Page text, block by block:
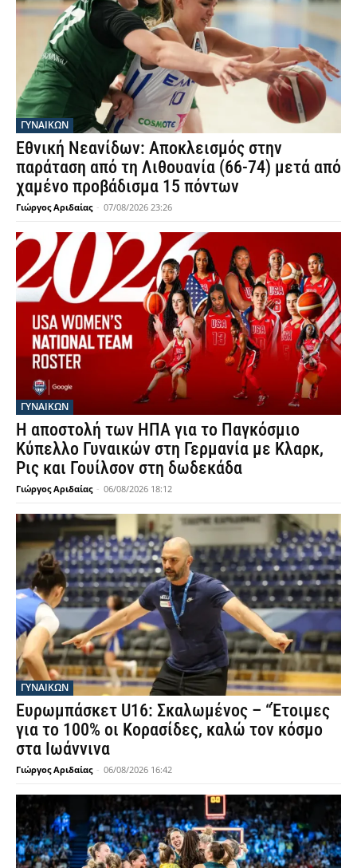
ΓΥΝΑΙΚΩΝ
Εθνική Νεανίδων: Αποκλεισμός στην
παράταση από τη Λιθουανία (66-74) μετά από
χαμένο προβάδισμα 15 πόντων
Γιώργος Αριδαίας - 07/08/2026 23:26
ΓΥΝΑΙΚΩΝ
Η αποστολή των ΗΠΑ για το Παγκόσμιο
Κύπελλο Γυναικών στη Γερμανία με Κλαρκ,
Ρις και Γουίλσον στη δωδεκάδα
Γιώργος Αριδαίας - 06/08/2026 18:12
ΓΥΝΑΙΚΩΝ
Ευρωμπάσκετ U16: Σκαλωμένος – “Έτοιμες
για το 100% οι Κορασίδες, καλώ τον κόσμο
στα Ιωάννινα
Γιώργος Αριδαίας - 06/08/2026 16:42